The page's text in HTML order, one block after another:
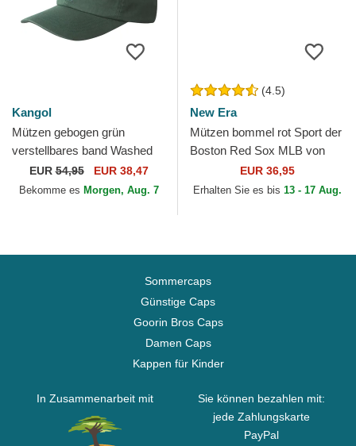
Kangol
Mützen gebogen grün
verstellbares band Washed
Baseball Algae von Kangol
EUR54,95 EUR 38,47
Bekomme es Morgen, Aug. 7
(4.5)
New Era
Mützen bommel rot Sport der
Boston Red Sox MLB von
EUR 36,95
Erhalten Sie es bis 13 - 17 Aug.
Sommercaps
Günstige Caps
Goorin Bros Caps
Damen Caps
Kappen für Kinder
In Zusammenarbeit mit
Sie können bezahlen mit:
jede Zahlungskarte
PayPal